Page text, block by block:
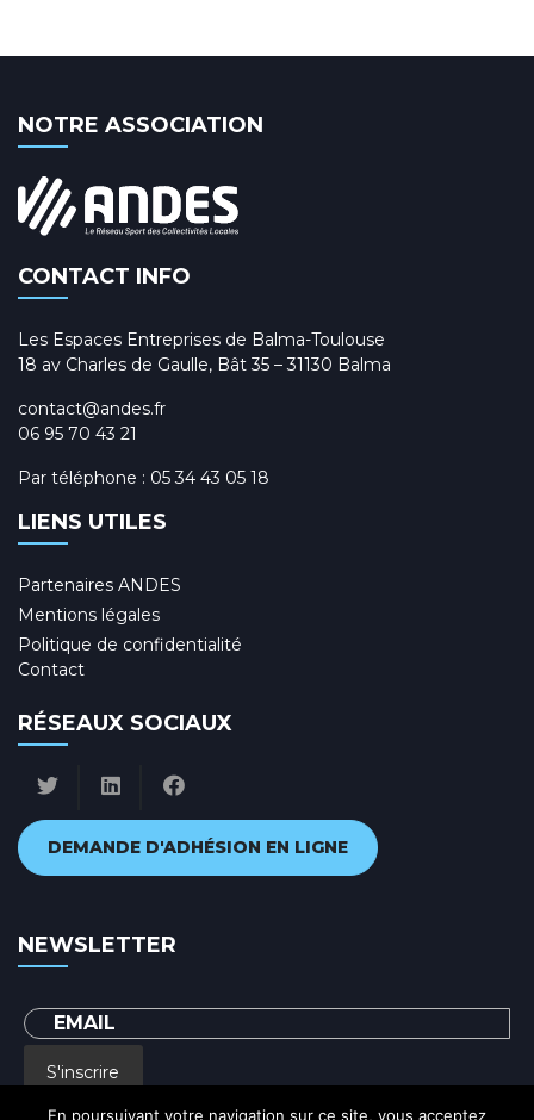
NOTRE ASSOCIATION
CONTACT INFO
Les Espaces Entreprises de Balma-Toulouse
18 av Charles de Gaulle, Bât 35 – 31130 Balma
contact@andes.fr
06 95 70 43 21
Par téléphone : 05 34 43 05 18
LIENS UTILES
Partenaires ANDES
Mentions légales
Politique de confidentialité
Contact
RÉSEAUX SOCIAUX
DEMANDE D'ADHÉSION EN LIGNE
NEWSLETTER
S'inscrire
En poursuivant votre navigation sur ce site, vous acceptez